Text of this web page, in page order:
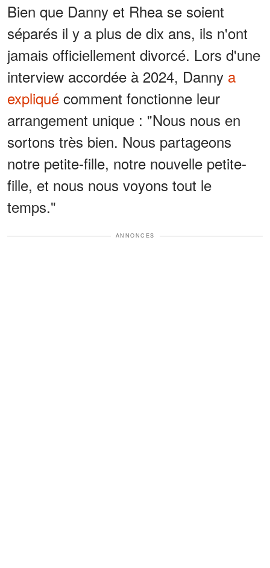
Bien que Danny et Rhea se soient
séparés il y a plus de dix ans, ils n'ont
jamais officiellement divorcé. Lors d'une
interview accordée à 2024, Danny a
expliqué comment fonctionne leur
arrangement unique : "Nous nous en
sortons très bien. Nous partageons
notre petite-fille, notre nouvelle petite-
fille, et nous nous voyons tout le
temps."
ANNONCES